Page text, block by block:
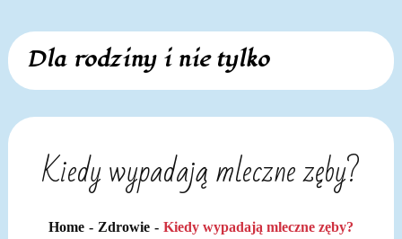
Skip
content
Dla rodziny i nie tylko
Kiedy wypadają mleczne zęby?
Home Zdrowie Kiedy wypadają mleczne zęby?